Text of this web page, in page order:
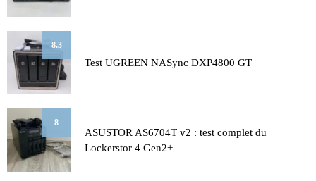
8.3
Test UGREEN NASync DXP4800 GT
8
ASUSTOR AS6704T v2 : test complet du
Lockerstor 4 Gen2+